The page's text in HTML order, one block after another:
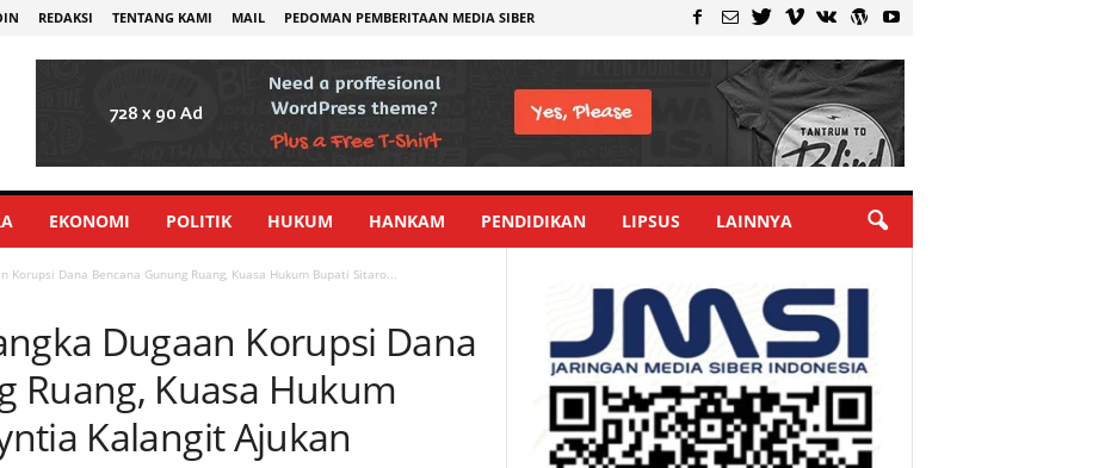
REDAKSI TENTANG KAMI MAIL PEDOMAN PEMBERITAAN MEDIA SIBER
EKONOMI POLITIK HUKUM HANKAM PENDIDIKAN LIPSUS LAINNYA
Korupsi Dana Bencana Gunung Ruang, Kuasa Hukum Bupati Sitaro...
Dugaan Korupsi Dana
Ruang, Kuasa Hukum
Kalangit Ajukan